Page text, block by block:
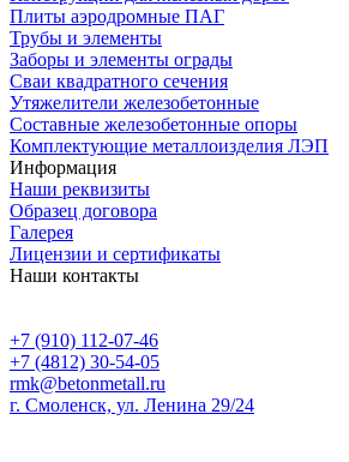
Плиты аэродромные ПАГ
Трубы и элементы
Заборы и элементы ограды
Сваи квадратного сечения
Утяжелители железобетонные
Составные железобетонные опоры
Комплектующие металлоизделия ЛЭП
Информация
Наши реквизиты
Образец договора
Галерея
Лицензии и сертификаты
Наши контакты
+7 (910) 112-07-46
+7 (4812) 30-54-05
rmk@betonmetall.ru
г. Смоленск, ул. Ленина 29/24